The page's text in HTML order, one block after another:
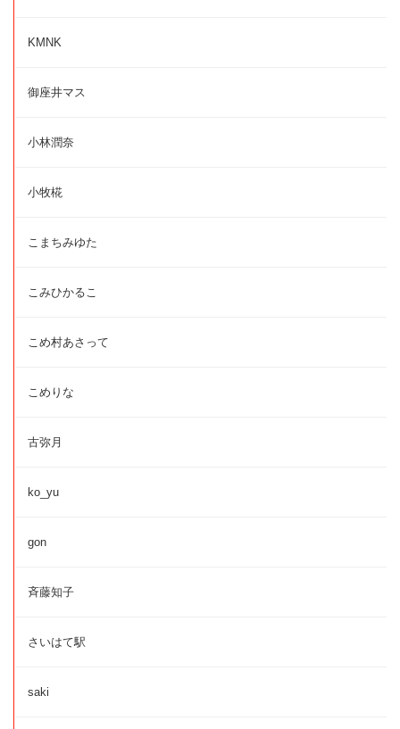
KMNK
御座井マス
小林潤奈
小牧椛
こまちみゆた
こみひかるこ
こめ村あさって
こめりな
古弥月
ko_yu
gon
斉藤知子
さいはて駅
saki